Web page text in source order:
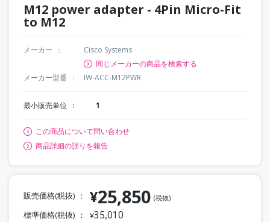
M12 power adapter - 4Pin Micro-Fit
to M12
メーカー
Cisco Systems
同じメーカーの商品を検索する
メーカー型番
IW-ACC-M12PWR
最小販売単位 1
この商品について問い合わせ
商品詳細の誤りを報告
販売価格(税抜) ¥25,850 (税抜)
標準価格(税抜) ¥35,010